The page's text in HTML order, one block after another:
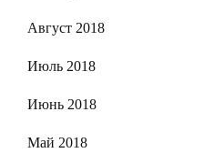
Август 2018
Июль 2018
Июнь 2018
Май 2018